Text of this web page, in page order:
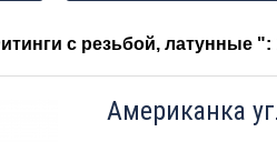
с резьбой, латунные ":
Американка